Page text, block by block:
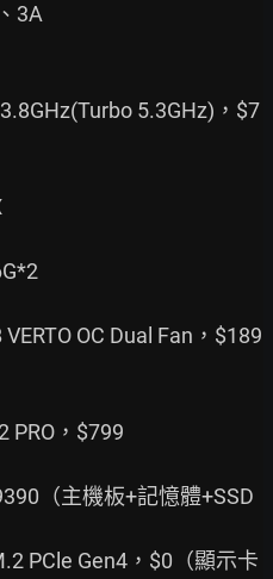
3A
5.3GHz)，$7
OC Dual Fan，$189
PRO，$799
（主機板+記憶體+SSD
PCle Gen4，$0（顯示卡